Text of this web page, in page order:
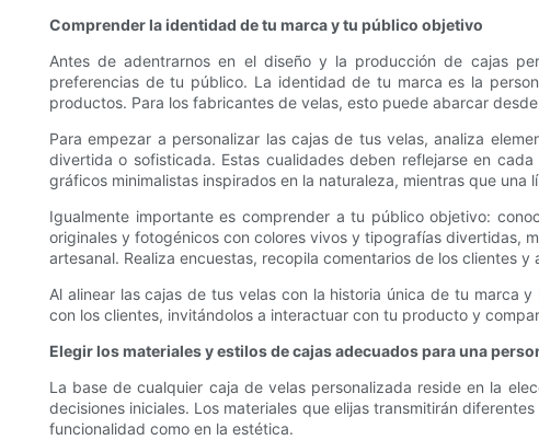
Comprender la identidad de tu marca y tu público objetivo
Antes de adentrarnos en el diseño y la producción de cajas
preferencias de tu público. La identidad de tu marca es la
productos. Para los fabricantes de velas, esto puede abarcar
Para empezar a personalizar las cajas de tus velas, analiza
divertida o sofisticada. Estas cualidades deben reflejarse en
gráficos minimalistas inspirados en la naturaleza, mientras que
Igualmente importante es comprender a tu público objetivo:
originales y fotogénicos con colores vivos y tipografías divertidas,
artesanal. Realiza encuestas, recopila comentarios de los clientes
Al alinear las cajas de tus velas con la historia única de tu marca
con los clientes, invitándolos a interactuar con tu producto y
Elegir los materiales y estilos de cajas adecuados para una
La base de cualquier caja de velas personalizada reside en la
decisiones iniciales. Los materiales que elijas transmitirán
funcionalidad como en la estética.